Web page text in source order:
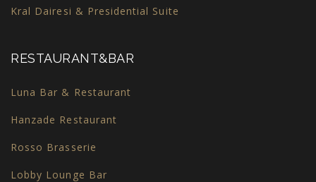
Kral Dairesi & Presidential Suite
RESTAURANT&BAR
Luna Bar & Restaurant
Hanzade Restaurant
Rosso Brasserie
Lobby Lounge Bar